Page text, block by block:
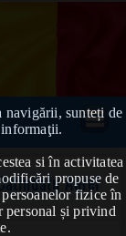
navigării, sunteți de
si în activitatea
propuse de
fizice în
personal și privind
Aurel